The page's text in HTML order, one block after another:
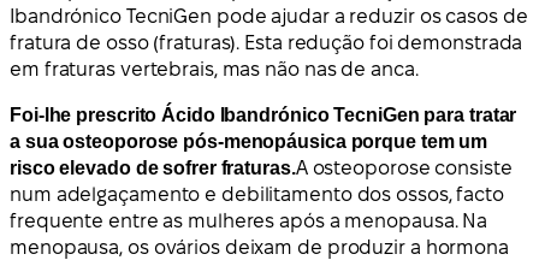
Ibandrónico TecniGen pode ajudar a reduzir os casos de
fratura de osso (fraturas). Esta redução foi demonstrada
em fraturas vertebrais, mas não nas de anca.
Foi-lhe prescrito Ácido Ibandrónico TecniGen para tratar
a sua osteoporose pós-menopáusica porque tem um
risco elevado de sofrer fraturas.A osteoporose consiste
num adelgaçamento e debilitamento dos ossos, facto
frequente entre as mulheres após a menopausa. Na
menopausa, os ovários deixam de produzir a hormona